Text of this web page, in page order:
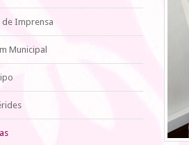
de Imprensa
Municipal